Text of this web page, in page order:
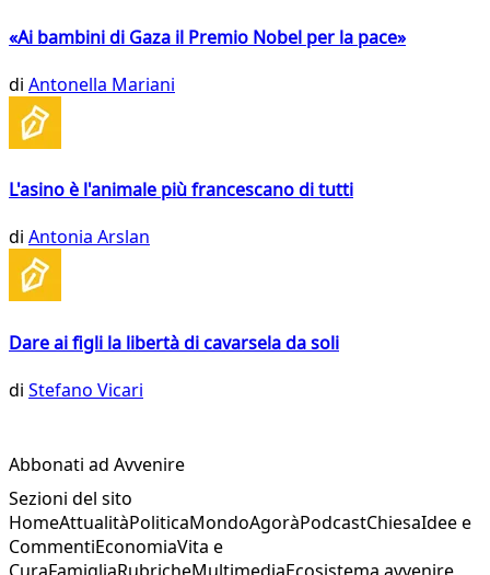
«Ai bambini di Gaza il Premio Nobel per la pace»
di Antonella Mariani
L'asino è l'animale più francescano di tutti
di Antonia Arslan
Dare ai figli la libertà di cavarsela da soli
di Stefano Vicari
Abbonati ad Avvenire
Sezioni del sito
HomeAttualitàPoliticaMondoAgoràPodcastChiesaIdee e
CommentiEconomiaVita e